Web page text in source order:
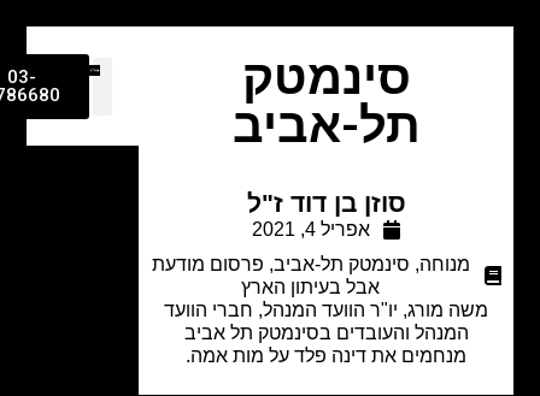
סינמטק
תל-אביב
סוזן בן דוד ז"ל
אפריל 4, 2021
מנוחה
סינמטק תל-אביב,פרסום מודעת
אבל בעיתון הארץ
מורג, יו"ר הוועד המנהל, חברי הוועד
המנהל והעובדים בסינמטק תל אביב
מנחמים את דינה פלד על מות אמה.
03-
9786680